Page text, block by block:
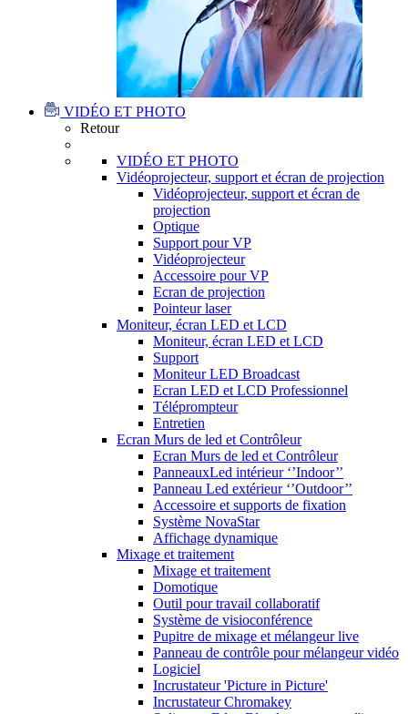
VIDÉO ET PHOTO
Retour
VIDÉO ET PHOTO
Vidéoprojecteur, support et écran de projection
Vidéoprojecteur, support et écran de
projection
Optique
Support pour VP
Vidéoprojecteur
Accessoire pour VP
Ecran de projection
Pointeur laser
Moniteur, écran LED et LCD
Moniteur, écran LED et LCD
Support
Moniteur LED Broadcast
Ecran LED et LCD Professionnel
Téléprompteur
Entretien
Ecran Murs de led et Contrôleur
Ecran Murs de led et Contrôleur
PanneauxLed intérieur ‘’Indoor’’
Panneau Led extérieur ‘’Outdoor’’
Accessoire et supports de fixation
Système NovaStar
Affichage dynamique
Mixage et traitement
Mixage et traitement
Domotique
Outil pour travail collaboratif
Système de visioconférence
Pupitre de mixage et mélangeur live
Panneau de contrôle pour mélangeur vidéo
Logiciel
Incrustateur 'Picture in Picture'
Incrustateur Chromakey